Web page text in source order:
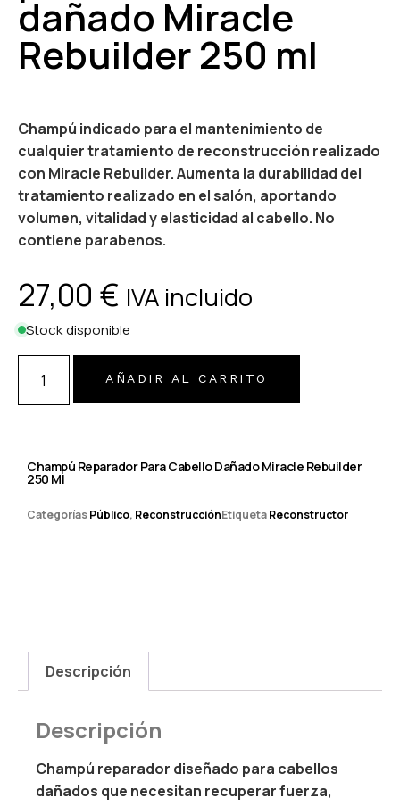
dañado Miracle
Rebuilder 250 ml
Champú indicado para el mantenimiento de
cualquier tratamiento de reconstrucción realizado
con Miracle Rebuilder. Aumenta la durabilidad del
tratamiento realizado en el salón, aportando
volumen, vitalidad y elasticidad al cabello. No
contiene parabenos.
27,00 € IVA incluido
Stock disponible
AÑADIR AL CARRITO
Champú Reparador Para Cabello Dañado Miracle Rebuilder
250 Ml
CategoríasPúblico, ReconstrucciónEtiquetaReconstructor
Descripción
Descripción
Champú reparador diseñado para cabellos
dañados que necesitan recuperar fuerza,